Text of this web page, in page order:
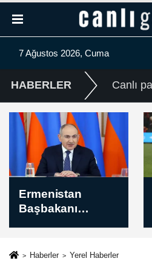
7 Ağustos 2026, Cuma
HABERLER Canlı
Trabzonspor
Kulübü,
alacaklarına
Haberler Yerel Haberler